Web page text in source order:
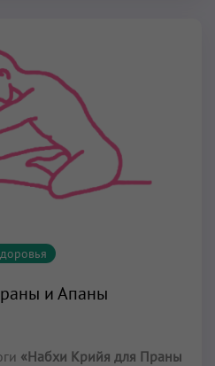
и Апаны
«Набхи Крийя для Праны